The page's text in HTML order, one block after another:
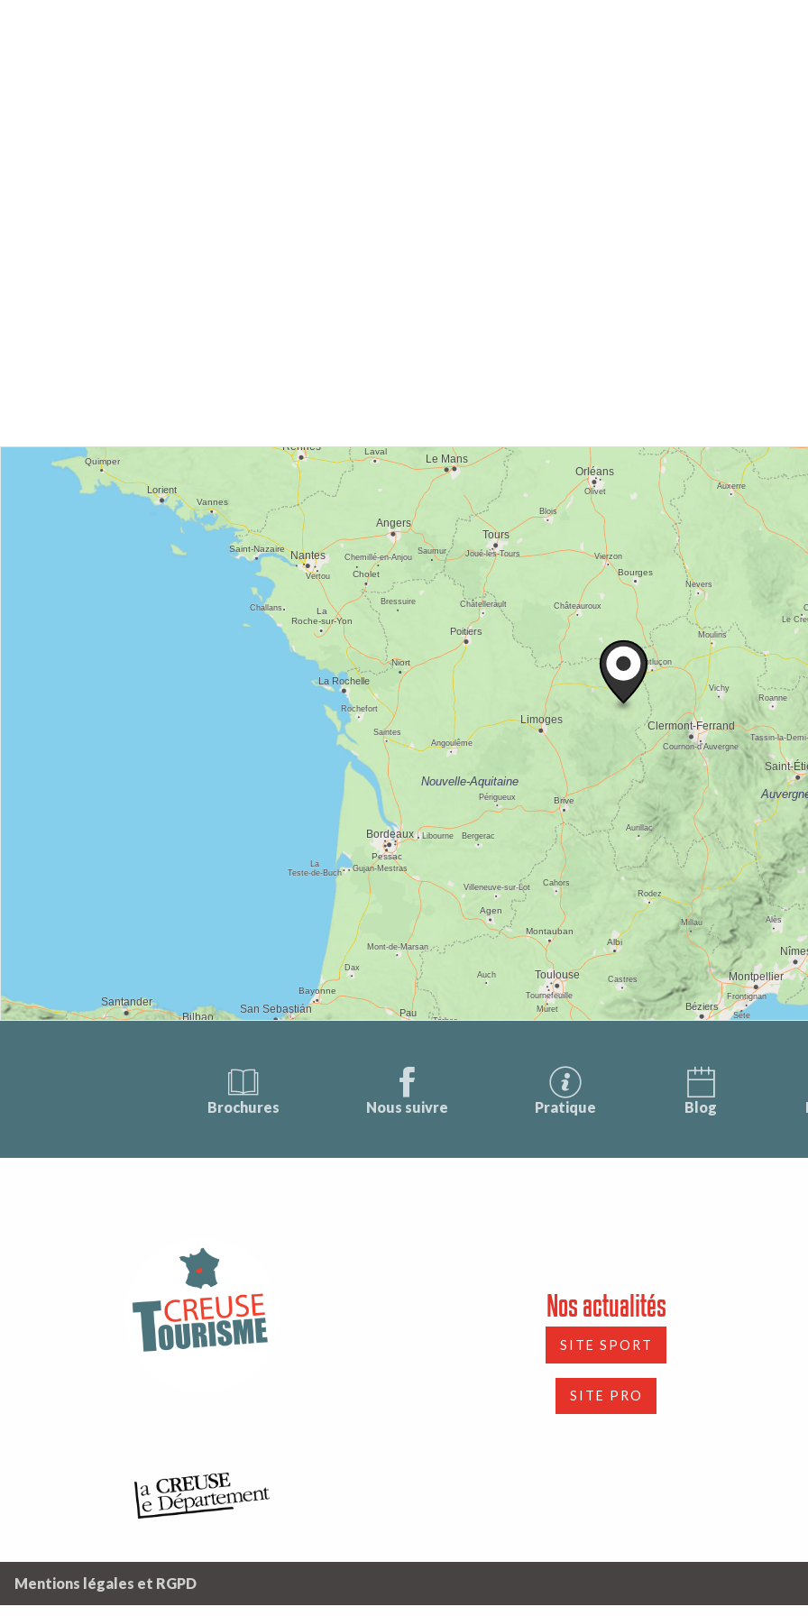
Brochures Nous suivre Pratique Blog
Nos actualités
SITE SPORT
SITE PRO
Mentions légales et RGPD